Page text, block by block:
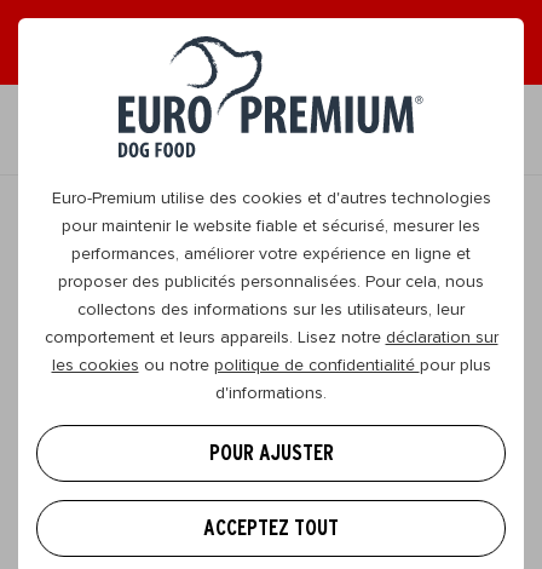
Euro-Premium utilise des cookies et d'autres technologies
pour maintenir le website fiable et sécurisé, mesurer les
performances, améliorer votre expérience en ligne et
proposer des publicités personnalisées. Pour cela, nous
collectons des informations sur les utilisateurs, leur
comportement et leurs appareils. Lisez notre déclaration sur
les cookies ou notre politique de confidentialité pour plus
d'informations.
POUR AJUSTER
ACCEPTEZ TOUT
LISEZ NOS MAGAZINES EN LIGNE GRATUITS !
FR